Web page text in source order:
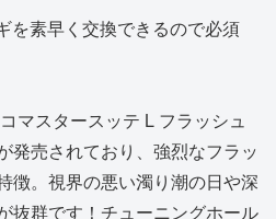
を素早く交換できるので必須
マスタースッテ L フラッシュ
発売されており、強烈なフラッ
徴。視界の悪い濁り潮の日や深
抜群です！チューニングホール